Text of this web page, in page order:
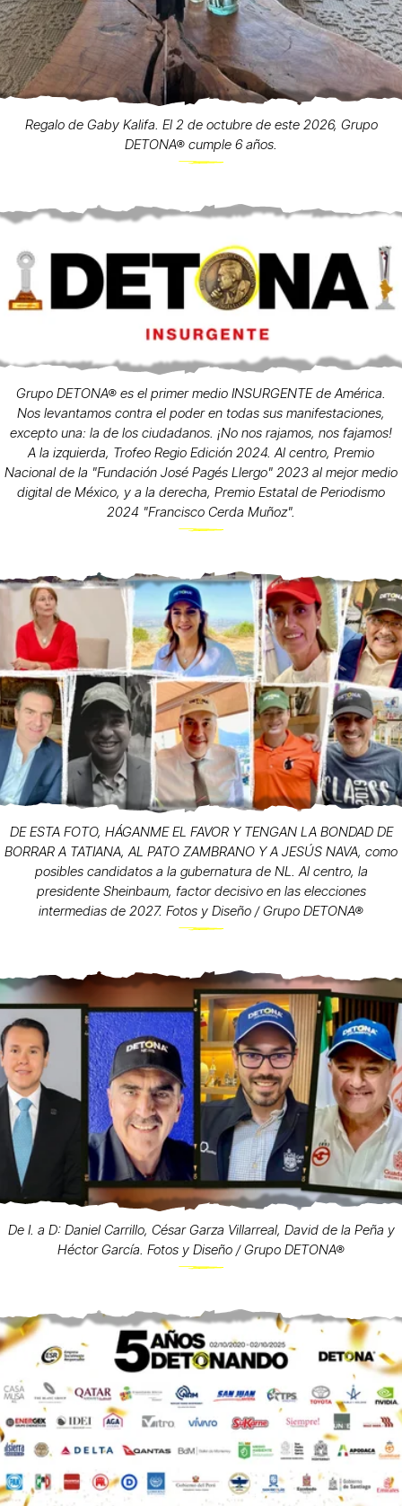
Regalo de Gaby Kalifa. El 2 de octubre de este 2026, Grupo
DETONA® cumple 6 años.
Grupo DETONA® es el primer medio INSURGENTE de América.
Nos levantamos contra el poder en todas sus manifestaciones,
excepto una: la de los ciudadanos. ¡No nos rajamos, nos fajamos!
A la izquierda, Trofeo Regio Edición 2024. Al centro, Premio
Nacional de la "Fundación José Pagés Llergo" 2023 al mejor medio
digital de México, y a la derecha, Premio Estatal de Periodismo
2024 "Francisco Cerda Muñoz".
DE ESTA FOTO, HÁGANME EL FAVOR Y TENGAN LA BONDAD DE
BORRAR A TATIANA, AL PATO ZAMBRANO Y A JESÚS NAVA, como
posibles candidatos a la gubernatura de NL. Al centro, la
presidente Sheinbaum, factor decisivo en las elecciones
intermedias de 2027. Fotos y Diseño / Grupo DETONA®
De I. a D: Daniel Carrillo, César Garza Villarreal, David de la Peña y
Héctor García. Fotos y Diseño / Grupo DETONA®